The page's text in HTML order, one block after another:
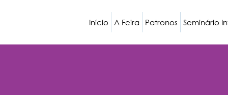
Início A Feira Patronos Seminário